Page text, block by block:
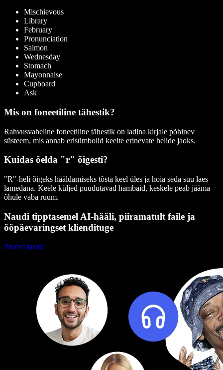
Mischievous
Library
February
Pronunciation
Salmon
Wednesday
Stomach
Mayonnaise
Cupboard
Ask
Mis on foneetiline tähestik?
Rahvusvaheline foneetiline tähestik on ladina kirjale põhinev
süsteem, mis annab erisümbolid keelte erinevate helide jaoks.
Kuidas öelda "r" õigesti?
"R"-heli õigeks hääldamiseks tõsta keel üles ja hoia seda suu laes
lamedana. Keele küljed puudutavad hambaid, keskele peab jääma
õhule vaba ruum.
Naudi tipptasemel AI-hääli, piiramatult faile ja
ööpäevaringset kliendituge
Proovi tasuta